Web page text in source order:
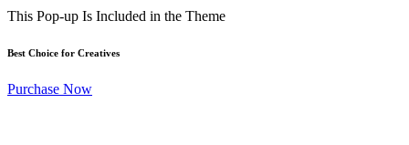
This Pop-up Is Included in the Theme
Best Choice for Creatives
Purchase Now